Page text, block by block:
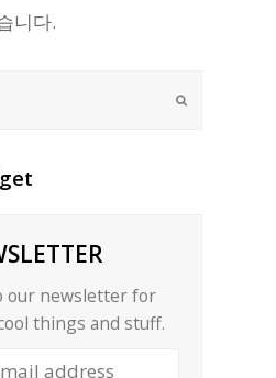
니다.
Submit
our newsletter for
things and stuff.